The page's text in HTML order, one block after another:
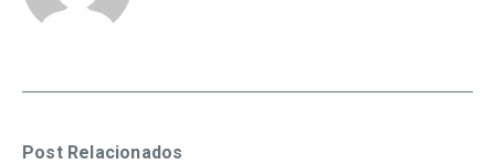
Post Relacionados